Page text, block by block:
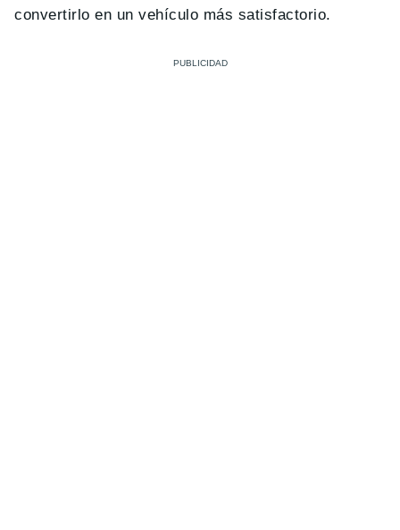
convertirlo en un vehículo más satisfactorio.